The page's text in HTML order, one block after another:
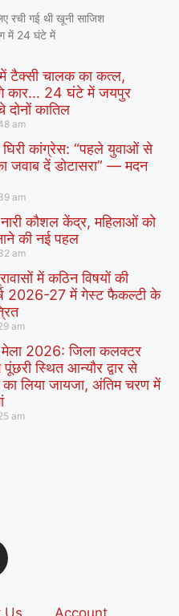
रची गई थी खूनी साजिश
में 24 घंटे में
टैक्सी चालक का कत्ल,
कार… 24 घंटे में जयपुर
दोनों कातिल
am
कांग्रेस: “पहले युवाओं से
जवाब दें डोटासरा” — मदन
am
कौशल केंद्र, महिलाओं को
की नई पहल
am
में कठिन विषयों की
2026-27 में गेस्ट फैकल्टी के
am
मेला 2026: जिला कलक्टर
स्थित आन्यौर द्वार से
का लिया जायजा, अंतिम चरण में
am
Us Account